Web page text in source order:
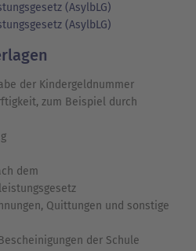
(AsylbLG)
(AsylbLG)
der Kindergeldnummer
zum Beispiel durch
dem
Quittungen und sonstige
der Schule